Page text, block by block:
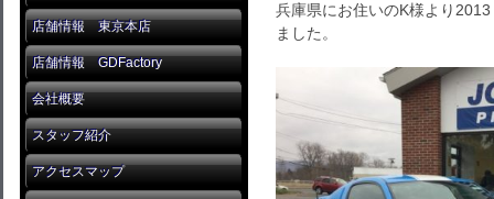
店舗情報 東京本店
店舗情報 GDFactory
会社概要
スタッフ紹介
アクセスマップ
兵庫県にお住いのK様より
ました。